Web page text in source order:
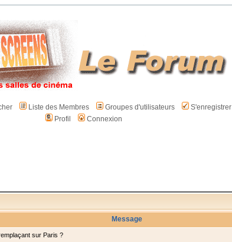
Liste des Membres Groupes d'utilisateurs
S'enregistrer
Profil
Connexion
Message
sur Paris ?